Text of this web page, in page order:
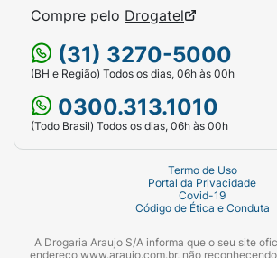
Marca:Lola from Rio (Lola
Linha: A Fórmula.
Produto: Máscara Capilar
Hair Mask).
Indicação:Cabelos opacos,
Ativos Destaque (Ativos Heróis):
de Quinoa, Linhaça, Pêssego,
Compre pelo Drogatel
(31) 3270-5000
(BH e Região) Todos os dias, 06h às 00h
0300.313.1010
(Todo Brasil) Todos os dias, 06h às 00h
Termo de Uso
Portal da Privacidade
Covid-19
Código de Ética e Conduta
A Drogaria Araujo S/A informa que o seu site
endereço www.araujo.com.br, não